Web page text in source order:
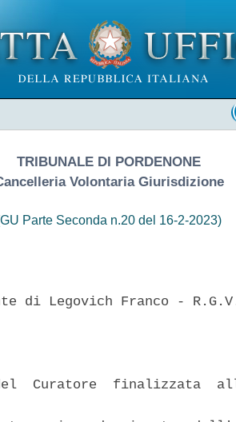
TRIBUNALE DI PORDENONE
Volontaria Giurisdizione
Parte Seconda n.20 del 16-2-2023)
di Legovich Franco -
Curatore  finalizzata